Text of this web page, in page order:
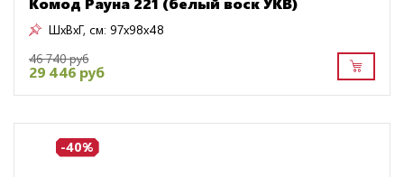
ШxВxГ, см: 97x98x48
46 740 руб
29 446 руб
-40%